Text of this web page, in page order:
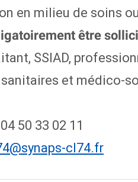
en milieu de soins
être
SSIAD,
et médico-
50 33 02 11
cl74.fr